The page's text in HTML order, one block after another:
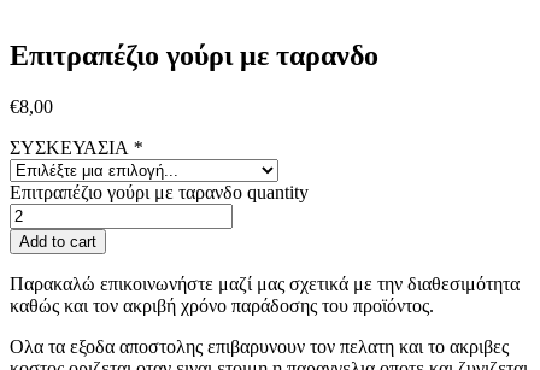
Επιτραπέζιο γούρι με ταρανδο
€8,00
ΣΥΣΚΕΥΑΣΙΑ *
Επιτραπέζιο γούρι με ταρανδο quantity
Add to cart
Παρακαλώ επικοινωνήστε μαζί μας σχετικά με την διαθεσιμότητα
καθώς και τον ακριβή χρόνο παράδοσης του προϊόντος.
Ολα τα εξοδα αποστολης επιβαρυνουν τον πελατη και το ακριβες